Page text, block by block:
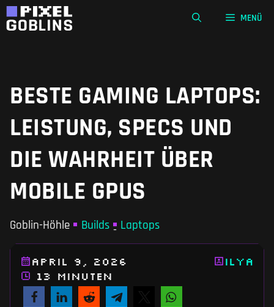
Zum
Inhalt
MENÜ
BESTE GAMING LAPTOPS:
LEISTUNG, SPECS UND
DIE WAHRHEIT ÜBER
MOBILE GPUS
Goblin-Höhle Builds - Laptops
April 9, 2026
Ilya
13 Minuten